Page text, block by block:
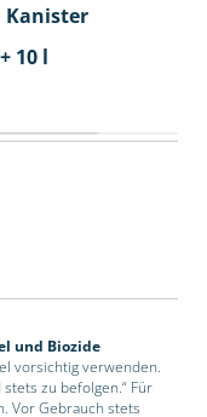
Kanister
10 l
und Biozide
vorsichtig verwenden.
zu befolgen.“ Für
Vor Gebrauch stets